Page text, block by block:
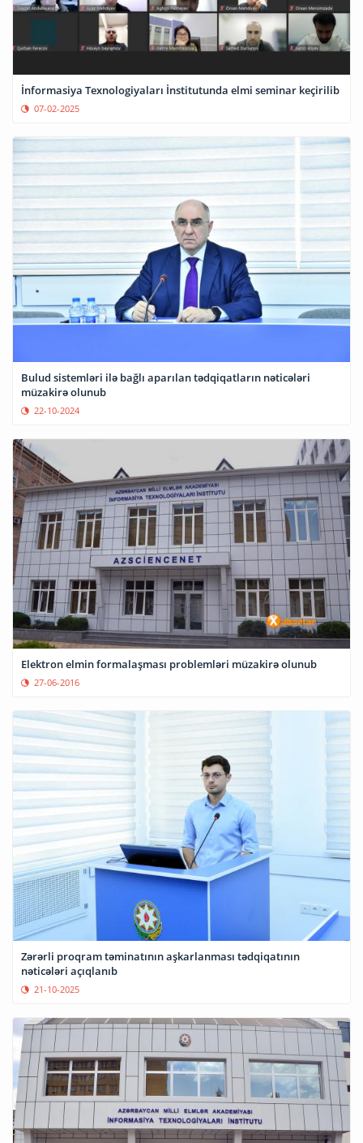
İnformasiya Texnologiyaları İnstitutunda elmi seminar keçirilib
07-02-2025
Bulud sistemləri ilə bağlı aparılan tədqiqatların nəticələri
müzakirə olunub
22-10-2024
Elektron elmin formalaşması problemləri müzakirə olunub
27-06-2016
Zərərli proqram təminatının aşkarlanması tədqiqatının
nəticələri açıqlanıb
21-10-2025